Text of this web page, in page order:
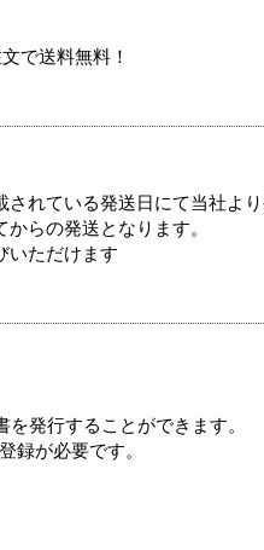
で送料無料！
れている発送日にて当社より
らの発送となります。
いただけます
発行することができます。
録が必要です。